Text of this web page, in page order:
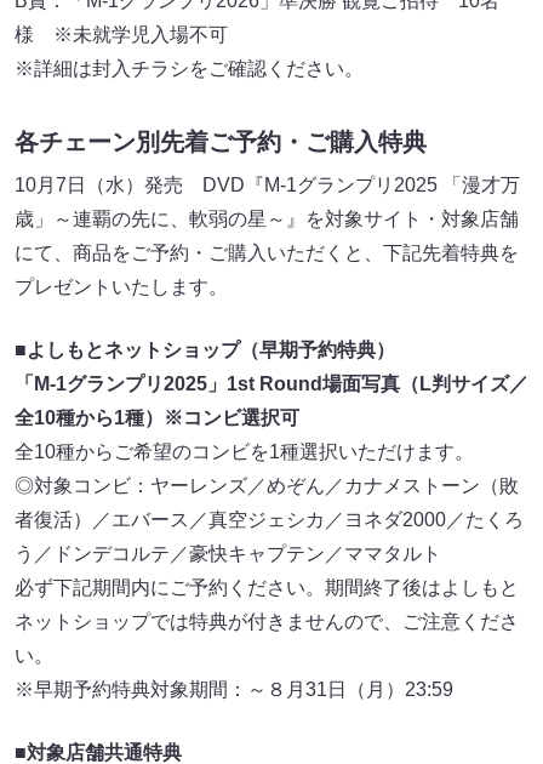
様 ※未就学児入場不可
※詳細は封入チラシをご確認ください。
各チェーン別先着ご予約・ご購入特典
10月7日（水）発売 DVD『M-1グランプリ2025 「漫才万
歳」～連覇の先に、軟弱の星～』を対象サイト・対象店舗
にて、商品をご予約・ご購入いただくと、下記先着特典を
プレゼントいたします。
■よしもとネットショップ（早期予約特典）
「M-1グランプリ2025」1st Round場面写真（L判サイズ／
全10種から1種）※コンビ選択可
全10種からご希望のコンビを1種選択いただけます。
◎対象コンビ：ヤーレンズ／めぞん／カナメストーン（敗
者復活）／エバース／真空ジェシカ／ヨネダ2000／たくろ
う／ドンデコルテ／豪快キャプテン／ママタルト
必ず下記期間内にご予約ください。期間終了後はよしもと
ネットショップでは特典が付きませんので、ご注意くださ
い。
※早期予約特典対象期間：～８月31日（月）23:59
■対象店舗共通特典